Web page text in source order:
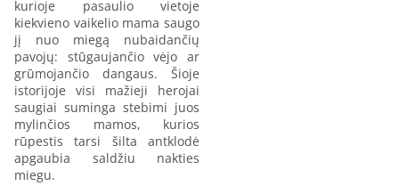
kurioje pasaulio vietoje
kiekvieno vaikelio mama saugo
jį nuo miegą nubaidančių
pavojų: stūgaujančio vėjo ar
grūmojančio dangaus. Šioje
istorijoje visi mažieji herojai
saugiai suminga stebimi juos
mylinčios mamos, kurios
rūpestis tarsi šilta antklodė
apgaubia saldžiu nakties
miegu.